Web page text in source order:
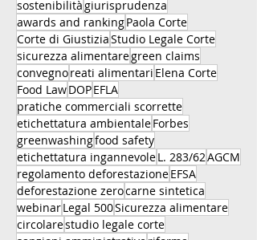
sostenibilitàgiurisprudenza
awards and rankingPaola Corte
Corte di GiustiziaStudio Legale Corte
sicurezza alimentaregreen claims
convegnoreati alimentari Elena Corte
Food LawDOPEFLA
pratiche commerciali scorrette
etichettatura ambientaleForbes
greenwashingfood safety
etichettatura ingannevoleL. 283/62AGCM
regolamento deforestazioneEFSA
deforestazione zerocarne sintetica
webinarLegal 500Sicurezza alimentare
circolarestudio legale corte